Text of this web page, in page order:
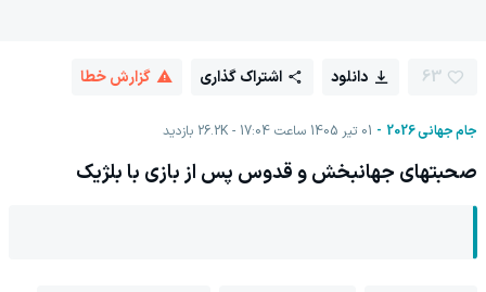
جام جهانی 2026 01 تیر 1405 ساعت 17:04 26.2K بازدید
63 دانلود اشتراک گذاری گزارش خطا
صحبتهای جهانبخش و قدوس پس از بازی با بلژیک